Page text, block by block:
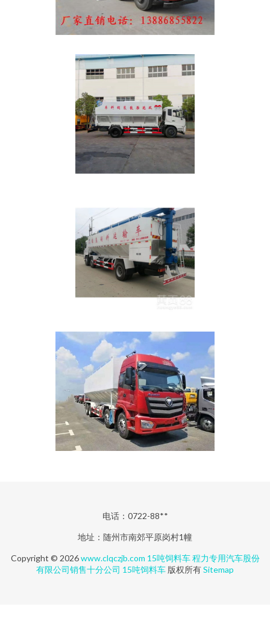
电话：0722-88**
地址：随州市南郊平原岗村1幢
Copyright © 2026www.clqczjb.com 15吨饲料车 程力专用汽车股份
有限公司销售十分公司 15吨饲料车 版权所有Sitemap